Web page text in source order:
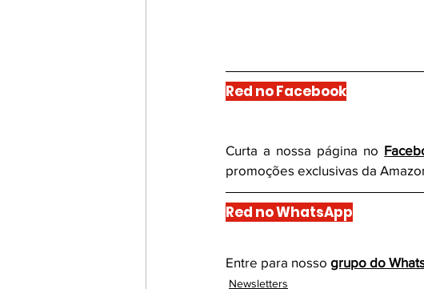
Red no Facebook
Curta a nossa página no
promoções exclusivas da
Red no WhatsApp
Entre para nosso grupo do
Newsletters